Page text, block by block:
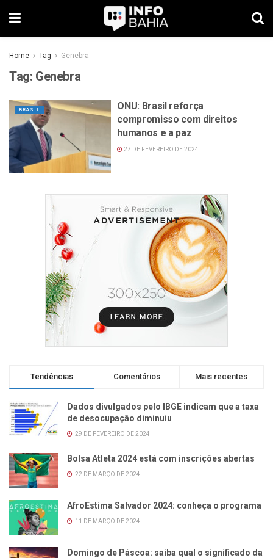
Home Tag Genebra
Tag: Genebra
BRASIL
ONU: Brasil reforça
compromisso com direitos
humanos e a paz
27 DE FEVEREIRO DE 2024
Tendências Comentários Mais recentes
Dados divulgados pelo IBGE indicam que a taxa
de desocupação diminuiu
29 DE FEVEREIRO DE 2024
Bolsa Atleta 2024 está com inscrições abertas
22 DE MARÇO DE 2024
AfroEstima Salvador 2024: conheça o programa
11 DE MARÇO DE 2024
Domingo de Páscoa: saiba qual o significado da